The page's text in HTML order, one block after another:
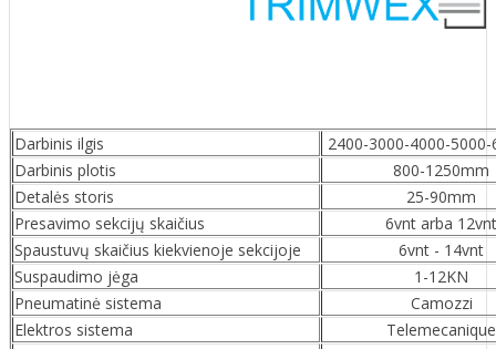
Darbinis ilgis
2400-3000-4000-
Darbinis plotis
800-1250mm
Detalės storis
25-90mm
Presavimo sekcijų skaičius
6vnt arba 12vnt
Spaustuvų skaičius kiekvienoje sekcijoje
6vnt - 14vnt
Suspaudimo jėga
1-12KN
Pneumatinė sistema
Camozzi
Elektros sistema
Telemecanique